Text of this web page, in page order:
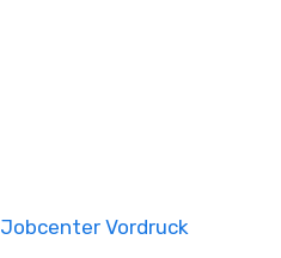
Vordruck